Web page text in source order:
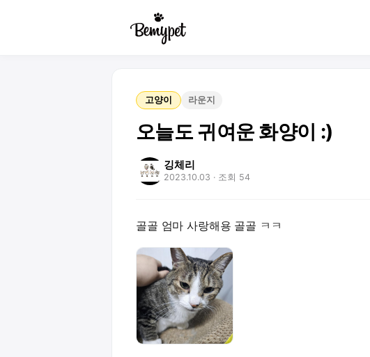
고양이 라운지
오늘도 귀여운 화양이 :)
깅체리
2023.10.03 · 조회 54
골골 엄마 사랑해용 골골 ㅋㅋ